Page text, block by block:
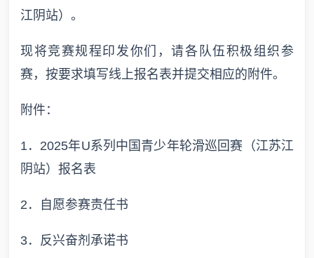
江阴站）。
现将竞赛规程印发你们，请各队伍积极组织参
赛，按要求填写线上报名表并提交相应的附件。
附件：
1．2025年U系列中国青少年轮滑巡回赛（江苏江
阴站）报名表
2．自愿参赛责任书
3．反兴奋剂承诺书